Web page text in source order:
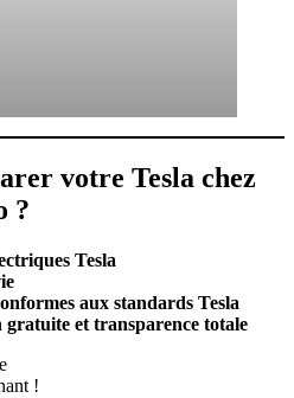
votre Tesla chez
?
Tesla
aux standards Tesla
gratuite et transparence totale
!